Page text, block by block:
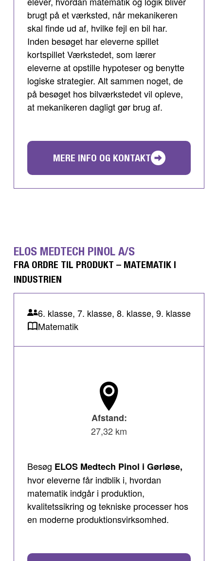
brugt på et værksted, når mekanikeren
skal finde ud af, hvilke fejl en bil har.
Inden besøget har eleverne spillet
kortspillet Værkstedet, som lærer
eleverne at opstille hypoteser og benytte
logiske strategier. Alt sammen noget, de
på besøget hos bilværkstedet vil opleve,
at mekanikeren dagligt gør brug af.
MERE INFO OG KONTAKT
ELOS MEDTECH PINOL A/S
FRA ORDRE TIL PRODUKT – MATEMATIK I
INDUSTRIEN
6. klasse, 7. klasse, 8. klasse, 9. klasse
Matematik
Afstand:
27,32 km
Besøg ELOS Medtech Pinol i Gørløse,
hvor eleverne får indblik i, hvordan
matematik indgår i produktion,
kvalitetssikring og tekniske processer hos
en moderne produktionsvirksomhed.